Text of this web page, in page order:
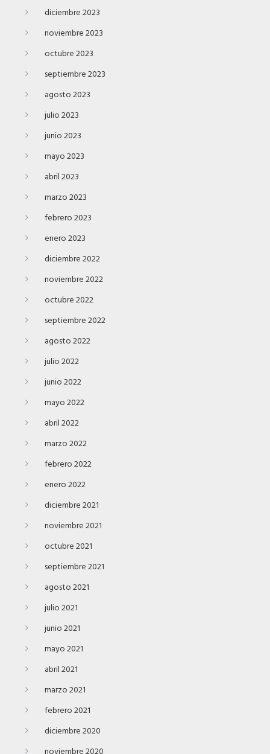
diciembre 2023
noviembre 2023
octubre 2023
septiembre 2023
agosto 2023
julio 2023
junio 2023
mayo 2023
abril 2023
marzo 2023
febrero 2023
enero 2023
diciembre 2022
noviembre 2022
octubre 2022
septiembre 2022
agosto 2022
julio 2022
junio 2022
mayo 2022
abril 2022
marzo 2022
febrero 2022
enero 2022
diciembre 2021
noviembre 2021
octubre 2021
septiembre 2021
agosto 2021
julio 2021
junio 2021
mayo 2021
abril 2021
marzo 2021
febrero 2021
diciembre 2020